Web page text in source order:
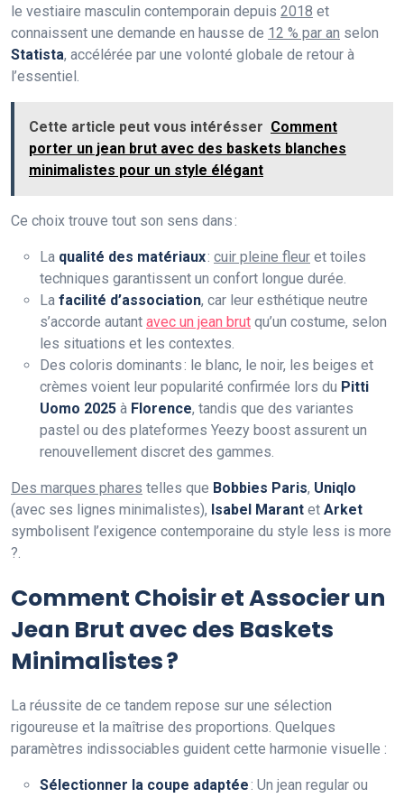
le vestiaire masculin contemporain depuis 2018 et
connaissent une demande en hausse de 12 % par an selon
Statista, accélérée par une volonté globale de retour à
l’essentiel.
Cette article peut vous intérésser Comment
porter un jean brut avec des baskets blanches
minimalistes pour un style élégant
Ce choix trouve tout son sens dans :
La qualité des matériaux: cuir pleine fleur et toiles
techniques garantissent un confort longue durée.
La facilité d’association, car leur esthétique neutre
s’accorde autant avec un jean brut qu’un costume, selon
les situations et les contextes.
Des coloris dominants : le blanc, le noir, les beiges et
crèmes voient leur popularité confirmée lors du Pitti
Uomo 2025 à Florence, tandis que des variantes
pastel ou des plateformes Yeezy boost assurent un
renouvellement discret des gammes.
Des marques phares telles que Bobbies Paris, Uniqlo
(avec ses lignes minimalistes), Isabel Marant et Arket
symbolisent l’exigence contemporaine du style less is more
?.
Comment Choisir et Associer un
Jean Brut avec des Baskets
Minimalistes ?
La réussite de ce tandem repose sur une sélection
rigoureuse et la maîtrise des proportions. Quelques
paramètres indissociables guident cette harmonie visuelle :
Sélectionner la coupe adaptée: Un jean regular ou